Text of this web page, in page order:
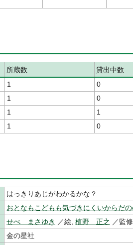
所蔵数
貸出中数
1
0
1
0
1
1
1 0
はっきりあじがわかるかな？
おとなもこどもも気づきにくいからだ
せべ まさゆき ／絵, 植野 正之 ／監
金の星社